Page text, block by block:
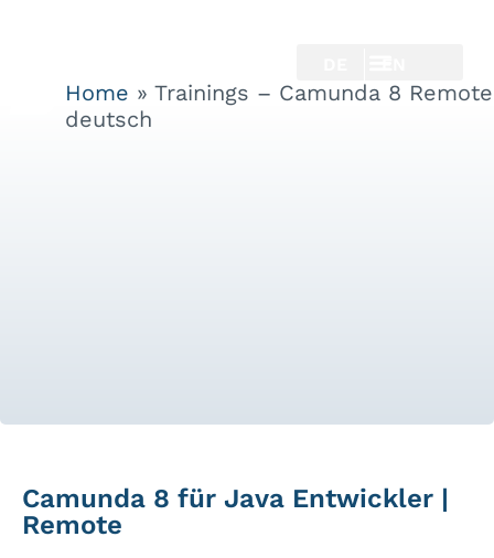
Home » Trainings – Camunda 8 Remote
deutsch
Camunda 8 für Java Entwickler |
Remote